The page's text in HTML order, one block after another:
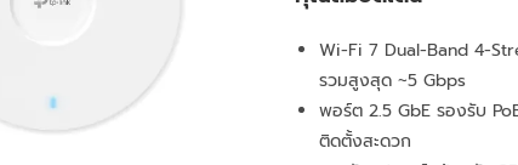
Wi-Fi 7 Dual-Band 4-
รวมสูงสุด ~5 Gbps
พอร์ต 2.5 GbE รองรับ
ติดตั้งสะดวก